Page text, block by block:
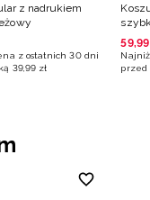
z nadrukiem
z ostatnich 30 dni
39,99 zł
59,99
przed